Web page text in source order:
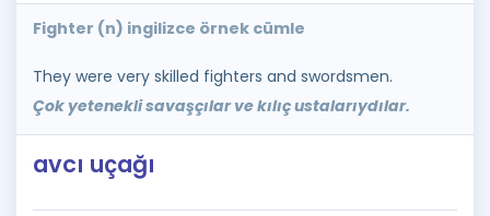
Fighter (n) ingilizce örnek cümle
They were very skilled fighters and swordsmen.
Çok yetenekli savaşçılar ve kılıç ustalarıydılar.
avcı uçağı